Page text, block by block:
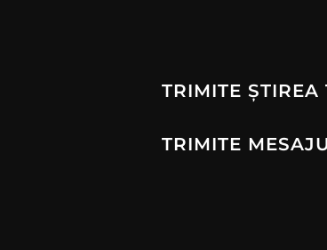
TRIMITE ȘTIREA
TRIMITE